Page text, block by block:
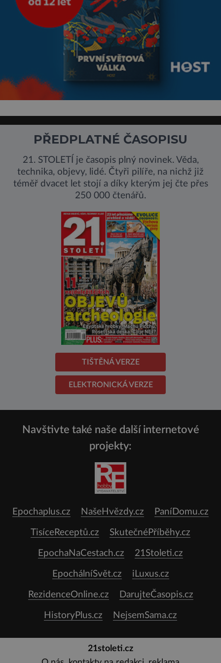
PŘEDPLATNÉ ČASOPISU
21. STOLETÍ je časopis plný novinek. Věda,
technika, objevy, lidé. Čtyři pilíře, na nichž již
téměř dvacet let stojí a díky kterým jej čte přes
250 000 čtenářů.
TIŠTĚNÁ VERZE
ELEKTRONICKÁ VERZE
Navštivte také naše další internetové
projekty:
Epochaplus.cz NašeHvězdy.cz PaníDomu.cz
TisíceReceptů.cz SkutečnéPříběhy.cz
EpochaNaCestach.cz 21Stoleti.cz
EpochálníSvět.cz iLuxus.cz
RezidenceOnline.cz DarujteČasopis.cz
HistoryPlus.cz NejsemSama.cz
21stoleti.cz